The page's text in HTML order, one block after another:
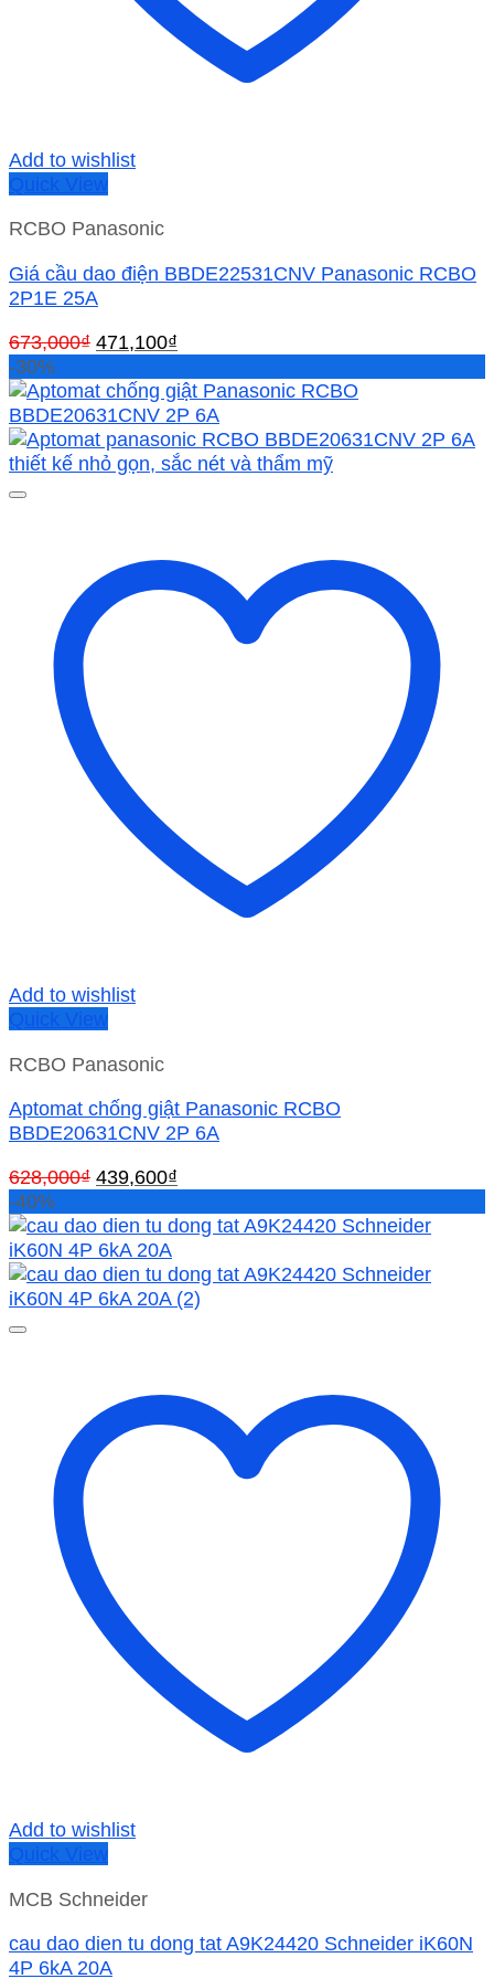
Add to wishlist
Quick View
RCBO Panasonic
Giá cầu dao điện BBDE22531CNV Panasonic RCBO
2P1E 25A
673,000₫ Giá
là:
673,000₫.
471,100₫
tại
là:
471,100₫.
-30%
Add to wishlist
Quick View
RCBO Panasonic
Aptomat chống giật Panasonic RCBO
BBDE20631CNV 2P 6A
628,000₫ Giá
là:
628,000₫.
439,600₫
tại
439,600₫.
-40%
Add to wishlist
Quick View
MCB Schneider
cau dao dien tu dong tat A9K24420 Schneider iK60N
4P 6kA 20A